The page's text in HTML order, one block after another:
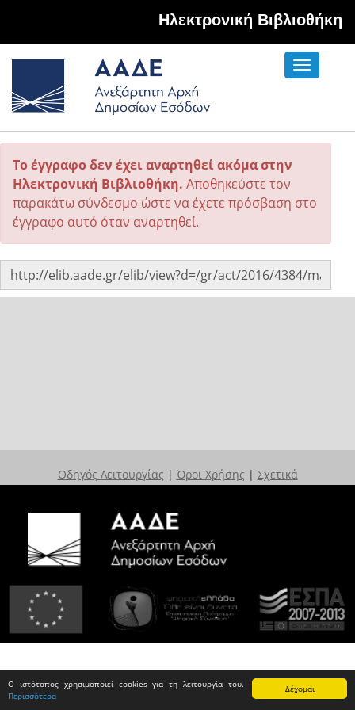
Δέχομαι
Ο ιστότοπος χρησιμοποιεί cookies για τη λειτουργία του.
Περισσότερα
Hλεκτρονική Βιβλιοθήκη
Toggle
Το έγγραφο δεν έχει αναρτηθεί ακόμα στην
Ηλεκτρονική Βιβλιοθήκη. Αποθηκεύστε τον
παρακάτω σύνδεσμο ώστε να έχετε πρόσβαση στο
έγγραφο αυτό όταν αναρτηθεί.
Οδηγός Λειτουργίας | Όροι Χρήσης | Σχετικά